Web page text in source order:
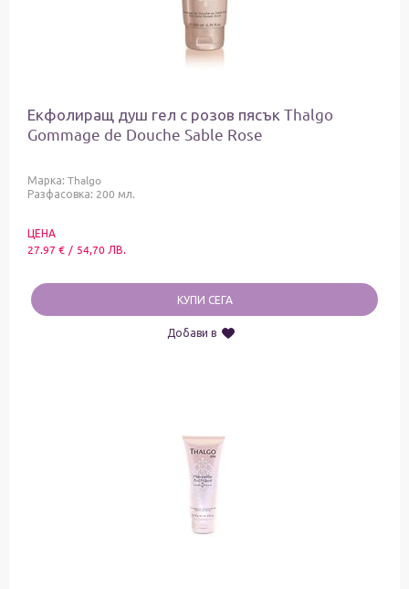
Екфолиращ душ гел с розов пясък Thalgo
Gommage de Douche Sable Rose
Марка: Thalgo
Разфасовка: 200 мл.
ЦЕНА
27.97 € / 54,70 ЛВ.
КУПИ СЕГА
Добави в